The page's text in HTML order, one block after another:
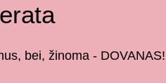
bei, žinoma - DOVANAS!